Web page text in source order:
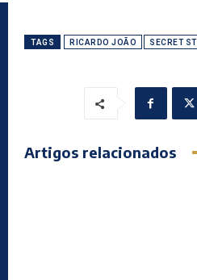
TAGS RICARDO JOÃO SECRET
Artigos relacionados